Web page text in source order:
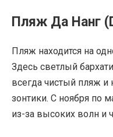
Пляж Да Нанг
Пляж находится на
Здесь светлый
всегда чистый пляж и
зонтики. С ноября по
из-за высоких волн и